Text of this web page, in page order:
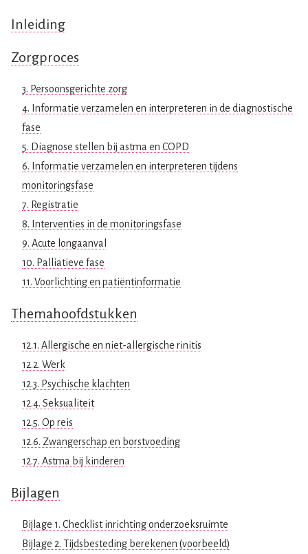
Inleiding
Zorgproces
3. Persoonsgerichte zorg
4. Informatie verzamelen en interpreteren in de diagnostische
fase
5. Diagnose stellen bij astma en COPD
6. Informatie verzamelen en interpreteren tijdens
monitoringsfase
7. Registratie
8. Interventies in de monitoringsfase
9. Acute longaanval
10. Palliatieve fase
11. Voorlichting en patiëntinformatie
Themahoofdstukken
12.1. Allergische en niet-allergische rinitis
12.2. Werk
12.3. Psychische klachten
12.4. Seksualiteit
12.5. Op reis
12.6. Zwangerschap en borstvoeding
12.7. Astma bij kinderen
Bijlagen
Bijlage 1. Checklist inrichting onderzoeksruimte
Bijlage 2. Tijdsbesteding berekenen (voorbeeld)